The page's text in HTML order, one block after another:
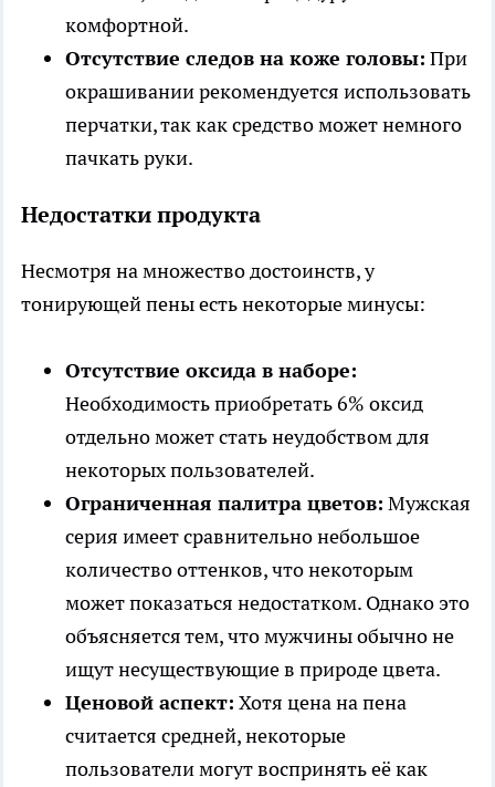
комфортной.
Отсутствие следов на коже головы: При
окрашивании рекомендуется использовать
перчатки, так как средство может немного
пачкать руки.
Недостатки продукта
Несмотря на множество достоинств, у
тонирующей пены есть некоторые минусы:
Отсутствие оксида в наборе:
Необходимость приобретать 6% оксид
отдельно может стать неудобством для
некоторых пользователей.
Ограниченная палитра цветов: Мужская
серия имеет сравнительно небольшое
количество оттенков, что некоторым
может показаться недостатком. Однако это
объясняется тем, что мужчины обычно не
ищут несуществующие в природе цвета.
Ценовой аспект: Хотя цена на пена
считается средней, некоторые
пользователи могут воспринять её как